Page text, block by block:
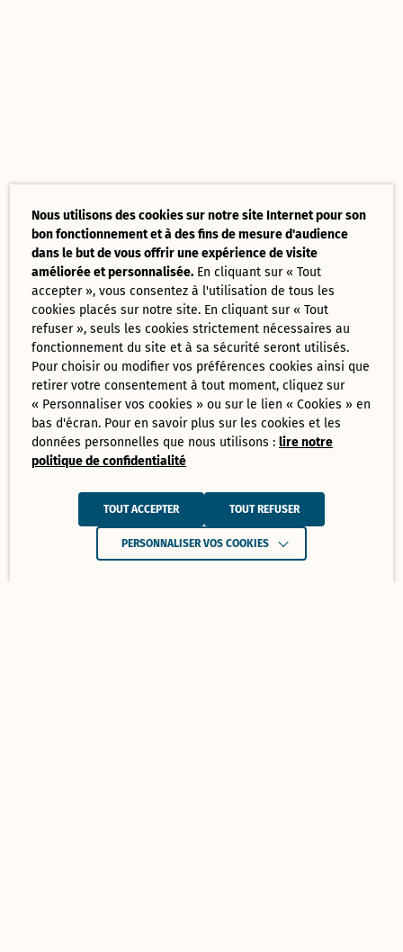
Nous utilisons des cookies sur notre site Internet pour son
bon fonctionnement et à des fins de mesure d'audience
dans le but de vous offrir une expérience de visite
améliorée et personnalisée. En cliquant sur « Tout
accepter », vous consentez à l'utilisation de tous les
cookies placés sur notre site. En cliquant sur « Tout
refuser », seuls les cookies strictement nécessaires au
fonctionnement du site et à sa sécurité seront utilisés.
Pour choisir ou modifier vos préférences cookies ainsi que
retirer votre consentement à tout moment, cliquez sur
« Personnaliser vos cookies » ou sur le lien « Cookies » en
bas d'écran. Pour en savoir plus sur les cookies et les
données personnelles que nous utilisons :lire notre
politique de confidentialité
TOUT ACCEPTER TOUT REFUSER
PERSONNALISER VOS COOKIES